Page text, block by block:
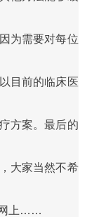
为需要对每位
目前的临床医
方案。最后的
大家当然不希
网上……